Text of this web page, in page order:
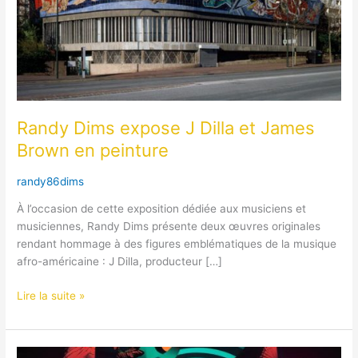
Randy Dims expose J Dilla et James
Brown en peinture
randy86dims
À l’occasion de cette exposition dédiée aux musiciens et
musiciennes, Randy Dims présente deux œuvres originales
rendant hommage à des figures emblématiques de la musique
afro-américaine : J Dilla, producteur […]
en
peinture
Lire la suite »